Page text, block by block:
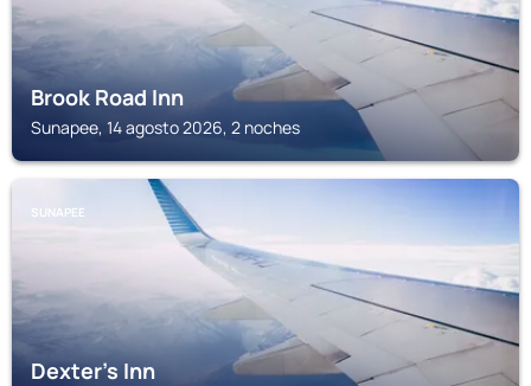
Brook Road Inn
Sunapee, 14 agosto 2026, 2 noches
SUNAPEE
Dexter's Inn